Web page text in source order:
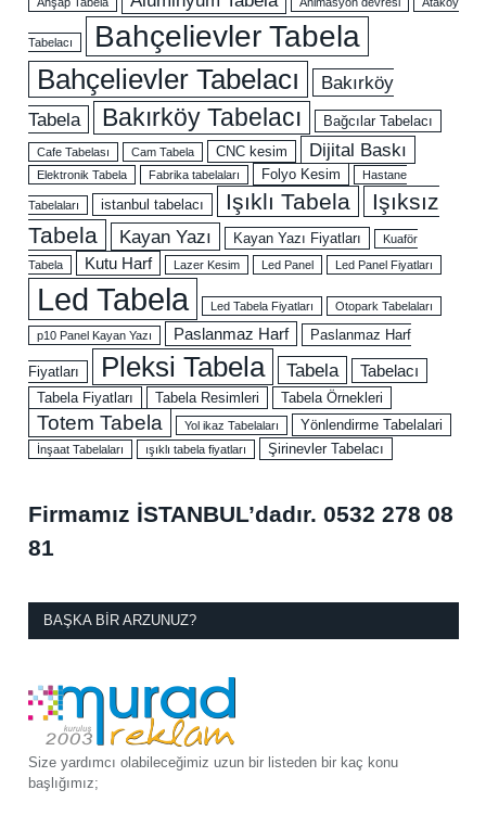
Tabelacı Bahçelievler Tabela
Bahçelievler Tabelacı
Bakırköy
Tabela
Bakırköy Tabelacı Bağcılar Tabelacı
Cafe Tabelası Cam Tabela CNC kesim Dijital Baskı
Elektronik Tabela Fabrika tabelaları Folyo Kesim Hastane
Tabelaları istanbul tabelacı Işıklı Tabela
Işıksız
Tabela
Kayan Yazı Kayan Yazı Fiyatları
Kuaför
Tabela
Kutu Harf Lazer Kesim Led Panel Led Panel Fiyatları
Led Tabela Led Tabela Fiyatları Otopark Tabelaları
p10 Panel Kayan Yazı Paslanmaz Harf Paslanmaz Harf
Fiyatları Pleksi Tabela Tabela Tabelacı
Tabela Fiyatları Tabela Resimleri Tabela Örnekleri
Totem Tabela Yol ikaz Tabelaları Yönlendirme Tabelalari
İnşaat Tabelaları ışıklı tabela fiyatları Şirinevler Tabelacı
Firmamız İSTANBUL’dadır. 0532 278 08
81
BAŞKA BIR ARZUNUZ?
Size yardımcı olabileceğimiz uzun bir listeden bir kaç konu
başlığımız;